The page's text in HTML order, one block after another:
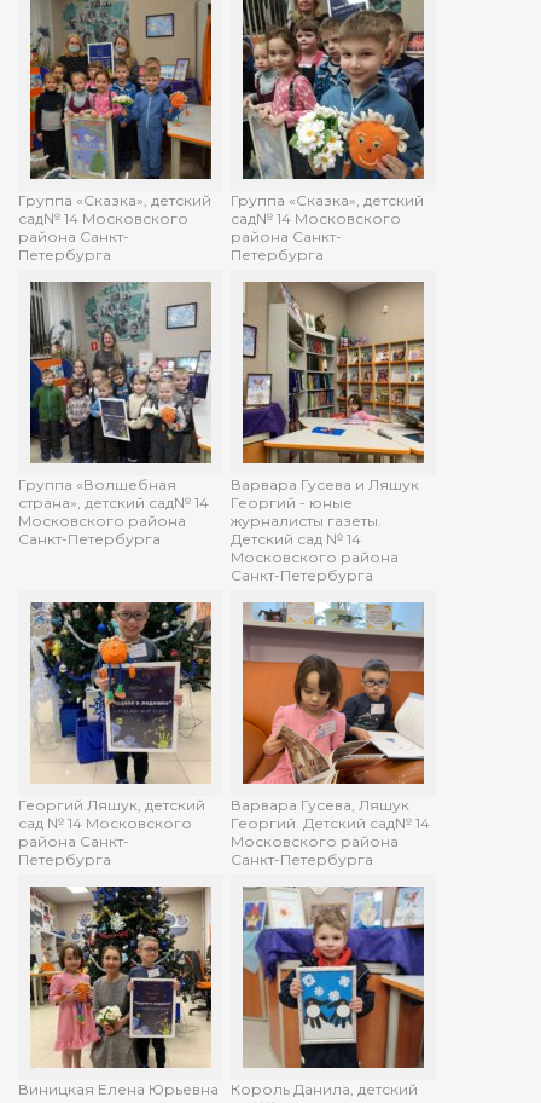
Группа «Сказка», детский
сад№ 14 Московского
района Санкт-
Петербурга
Группа «Сказка», детский
сад№ 14 Московского
района Санкт-
Петербурга
Группа «Волшебная
страна», детский сад№ 14
Московского района
Санкт-Петербурга
Варвара Гусева и Ляшук
Георгий - юные
журналисты газеты.
Детский сад № 14
Московского района
Санкт-Петербурга
Георгий Ляшук, детский
сад № 14 Московского
района Санкт-
Петербурга
Варвара Гусева, Ляшук
Георгий. Детский сад№ 14
Московского района
Санкт-Петербурга
Виницкая Елена Юрьевна
Король Данила, детский